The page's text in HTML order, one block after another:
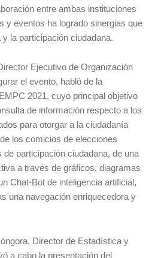
entre ambas instituciones
y eventos ha logrado sinergias que
la participación ciudadana.
Ejecutivo de Organización
el evento, habló de la
2021, cuyo principal objetivo
de información respecto a los
para otorgar a la ciudadanía
los comicios de elecciones
participación ciudadana, de una
a través de gráficos, diagramas
Chat-Bot de inteligencia artificial,
una navegación enriquecedora y
Director de Estadística y
a cabo la presentación del